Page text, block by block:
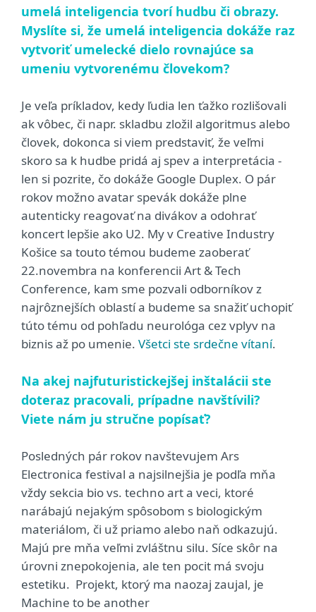
umelá inteligencia tvorí hudbu či obrazy.
Myslíte si, že umelá inteligencia dokáže raz
vytvoriť umelecké dielo rovnajúce sa
umeniu vytvorenému človekom?
Je veľa príkladov, kedy ľudia len ťažko rozlišovali
ak vôbec, či napr. skladbu zložil algoritmus alebo
človek, dokonca si viem predstaviť, že veľmi
skoro sa k hudbe pridá aj spev a interpretácia -
len si pozrite, čo dokáže Google Duplex. O pár
rokov možno avatar spevák dokáže plne
autenticky reagovať na divákov a odohrať
koncert lepšie ako U2. My v Creative Industry
Košice sa touto témou budeme zaoberať
22.novembra na konferencii Art & Tech
Conference, kam sme pozvali odborníkov z
najrôznejších oblastí a budeme sa snažiť uchopiť
túto tému od pohľadu neurológa cez vplyv na
biznis až po umenie. Všetci ste srdečne vítaní.
Na akej najfuturistickejšej inštalácii ste
doteraz pracovali, prípadne navštívili?
Viete nám ju stručne popísať?
Posledných pár rokov navštevujem Ars
Electronica festival a najsilnejšia je podľa mňa
vždy sekcia bio vs. techno art a veci, ktoré
narábajú nejakým spôsobom s biologickým
materiálom, či už priamo alebo naň odkazujú.
Majú pre mňa veľmi zvláštnu silu. Síce skôr na
úrovni znepokojenia, ale ten pocit má svoju
estetiku. Projekt, ktorý ma naozaj zaujal, je
Machine to be another